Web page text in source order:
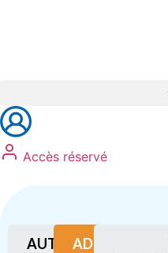
Accès réservé
AUTO-ADHÉSION